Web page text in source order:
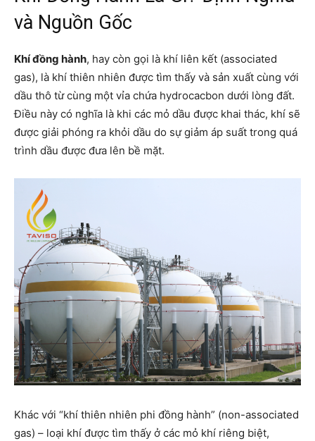
và Nguồn Gốc
Khí đồng hành, hay còn gọi là khí liên kết (associated
gas), là khí thiên nhiên được tìm thấy và sản xuất cùng với
dầu thô từ cùng một vỉa chứa hydrocacbon dưới lòng đất.
Điều này có nghĩa là khi các mỏ dầu được khai thác, khí sẽ
được giải phóng ra khỏi dầu do sự giảm áp suất trong quá
trình dầu được đưa lên bề mặt.
Khác với “khí thiên nhiên phi đồng hành” (non-associated
gas) – loại khí được tìm thấy ở các mỏ khí riêng biệt,